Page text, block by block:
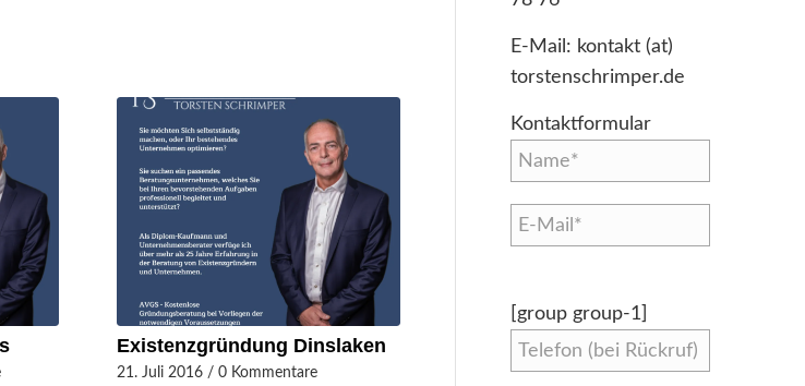
Existenzgründung Dinslaken
21. Juli 2016 / 0 Kommentare
E-Mail: kontakt (at)
torstenschrimper.de
Kontaktformular
[group group-1]